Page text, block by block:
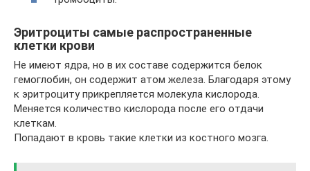
Эритроциты самые распространенные
клетки крови
Не имеют ядра, но в их составе содержится белок
гемоглобин, он содержит атом железа. Благодаря этому
к эритроциту прикрепляется молекула кислорода.
Меняется количество кислорода после его отдачи
клеткам.
Попадают в кровь такие клетки из костного мозга.